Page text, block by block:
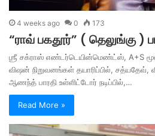
4 weeks ago 0 173
“ராவ் பகதூர்” ( தெலுங்கு )
ஶ்ரீ சக்ராஸ் எண்டர்டெயின்மெண்ட்ஸ், A+S
விஷன் நிறுவனங்கள் தயாரிப்பில், சத்யதேவ்,
ஆணந்த் பாரதி உள்ளிட்டோர் நடிப்பில்,…
Read More »